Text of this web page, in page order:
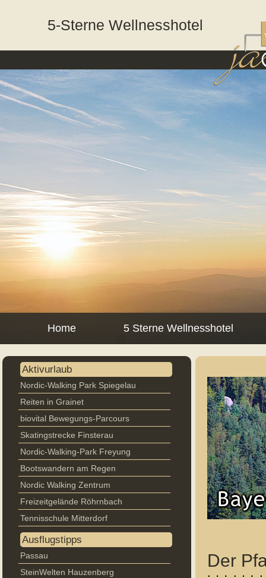
5-Sterne Wellnesshotel
Home 5 Sterne Wellnesshotel
Aktivurlaub
Nordic-Walking Park Spiegelau
Reiten in Grainet
biovital Bewegungs-Parcours
Skatingstrecke Finsterau
Nordic-Walking-Park Freyung
Bootswandern am Regen
Nordic Walking Zentrum
Freizeitgelände Röhrnbach
Tennisschule Mitterdorf
Ausflugstipps
Passau
SteinWelten Hauzenberg
Der